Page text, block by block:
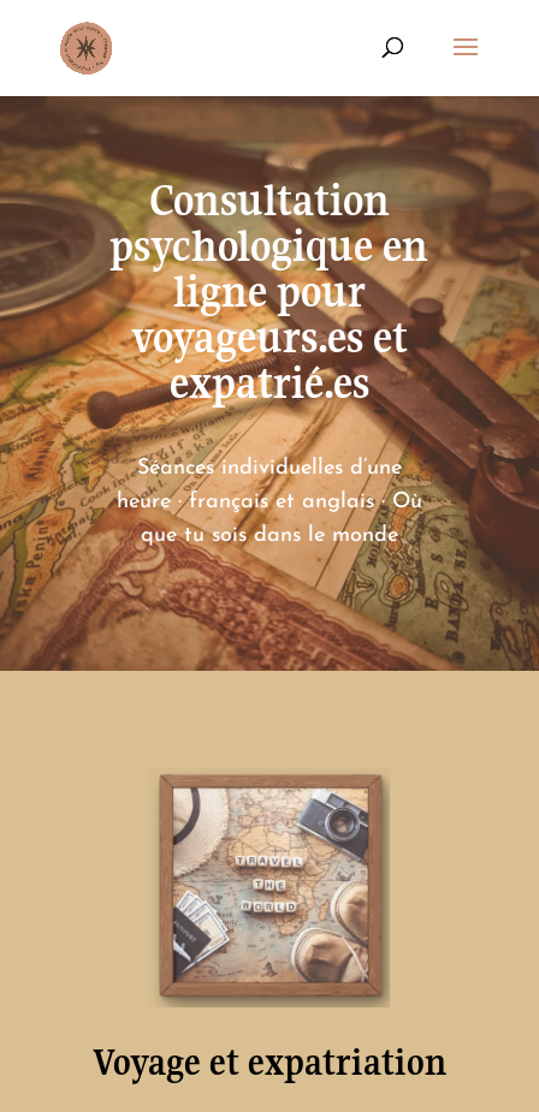
Consultation
psychologique en
ligne pour
voyageurs.es et
expatrié.es
Séances individuelles d’une
heure · français et anglais · Où
que tu sois dans le monde
Voyage et expatriation